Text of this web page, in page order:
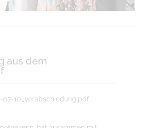
aus dem
07-10_verabschiedung.pdf